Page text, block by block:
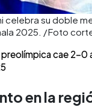
celebra su doble
2025. /Foto
cae 2-0
en la